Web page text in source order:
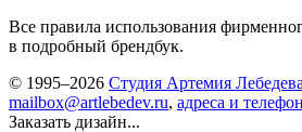
Все правила использования
в подробный брендбук.
© 1995–2026 Студия Артемия Лебедева
mailbox@artlebedev.ru, адреса и
Заказать дизайн...